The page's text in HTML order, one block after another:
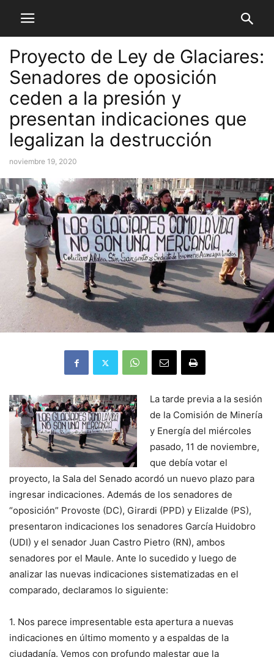
Proyecto de Ley de Glaciares:
Senadores de oposición
ceden a la presión y
presentan indicaciones que
legalizan la destrucción
noviembre 19, 2020
La tarde previa a la sesión
de la Comisión de Minería
y Energía del miércoles
pasado, 11 de noviembre,
que debía votar el
proyecto, la Sala del Senado acordó un nuevo plazo para
ingresar indicaciones. Además de los senadores de
“oposición” Provoste (DC), Girardi (PPD) y Elizalde (PS),
presentaron indicaciones los senadores García Huidobro
(UDI) y el senador Juan Castro Pietro (RN), ambos
senadores por el Maule. Ante lo sucedido y luego de
analizar las nuevas indicaciones sistematizadas en el
comparado, declaramos lo siguiente:
1. Nos parece impresentable esta apertura a nuevas
indicaciones en último momento y a espaldas de la
ciudadanía. Vemos con profundo malestar que la